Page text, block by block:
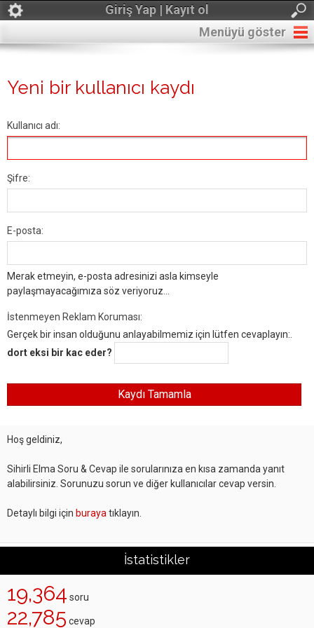
Giriş Yap | Kayıt ol
Menüyü göster
Yeni bir kullanıcı kaydı
Kullanıcı adı:
Şifre:
E-posta:
Merak etmeyin, e-posta adresinizi asla kimseyle
paylaşmayacağımıza söz veriyoruz...
İstenmeyen Reklam Koruması:
Gerçek bir insan olduğunu anlayabilmemiz için lütfen cevaplayın:.
dort eksi bir kac eder?
Hoş geldiniz,
Sihirli Elma Soru & Cevap ile sorularınıza en kısa zamanda yanıt
alabilirsiniz. Sorunuzu sorun ve diğer kullanıcılar cevap versin.
Detaylı bilgi için buraya tıklayın.
İstatistikler
19,364 soru
22,785 cevap